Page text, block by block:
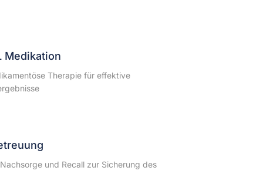
Medikation
Therapie für effektive
und Recall zur Sicherung des